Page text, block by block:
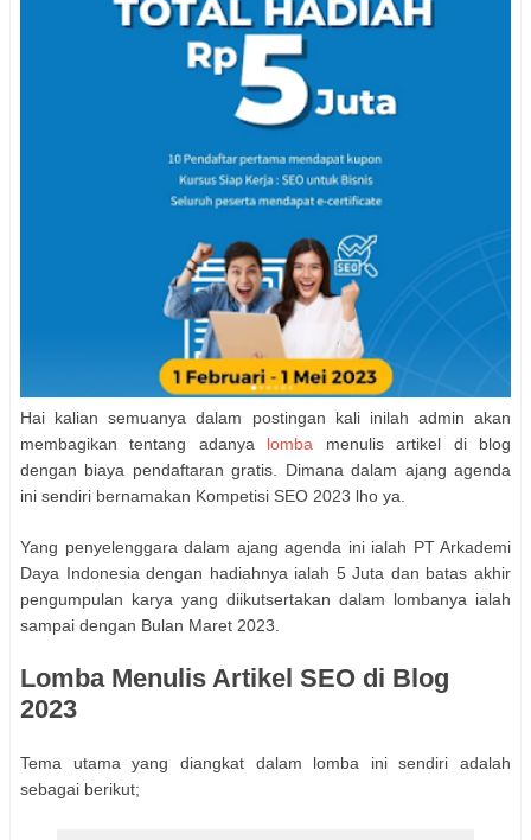
Hai kalian semuanya dalam postingan kali inilah admin akan
membagikan tentang adanya lomba menulis artikel di blog
dengan biaya pendaftaran gratis. Dimana dalam ajang agenda
ini sendiri bernamakan Kompetisi SEO 2023 lho ya.
Yang penyelenggara dalam ajang agenda ini ialah PT Arkademi
Daya Indonesia dengan hadiahnya ialah 5 Juta dan batas akhir
pengumpulan karya yang diikutsertakan dalam lombanya ialah
sampai dengan Bulan Maret 2023.
Lomba Menulis Artikel SEO di Blog
2023
Tema utama yang diangkat dalam lomba ini sendiri adalah
sebagai berikut;